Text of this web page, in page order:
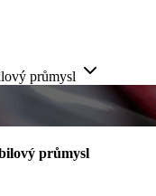
průmysl
průmysl